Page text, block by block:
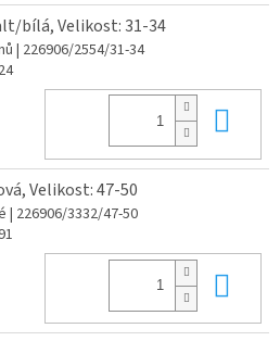
bílá, Velikost: 31-34
| 226906/2554/31-34
Velikost: 47-50
| 226906/3332/47-50